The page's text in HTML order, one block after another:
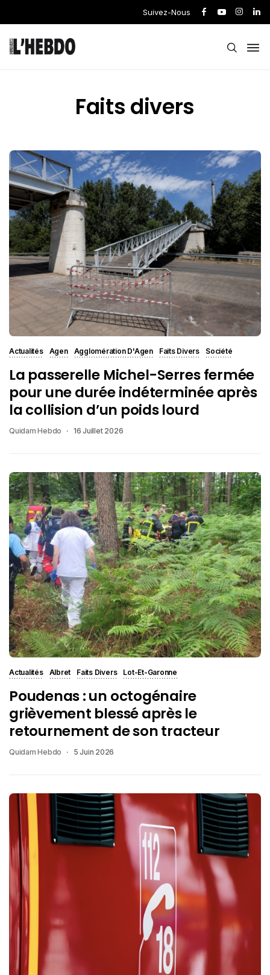
Suivez-Nous
Faits divers
Actualités Agen Agglomération D'Agen Faits Divers Société
La passerelle Michel-Serres fermée
pour une durée indéterminée après
la collision d’un poids lourd
Quidam Hebdo 16 Juillet 2026
Actualités Albret Faits Divers Lot-Et-Garonne
Poudenas : un octogénaire
grièvement blessé après le
retournement de son tracteur
Quidam Hebdo 5 Juin 2026